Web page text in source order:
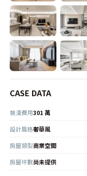
CASE DATA
裝潢費用301 萬
設計風格奢華風
房屋類型商業空間
房屋坪數尚未提供